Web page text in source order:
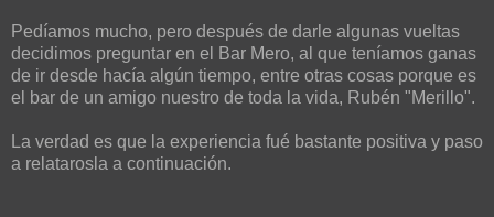
Pedíamos mucho, pero después de darle algunas vueltas
decidimos preguntar en el Bar Mero, al que teníamos ganas
de ir desde hacía algún tiempo, entre otras cosas porque es
el bar de un amigo nuestro de toda la vida, Rubén "Merillo".
La verdad es que la experiencia fué bastante positiva y paso
a relatarosla a continuación.